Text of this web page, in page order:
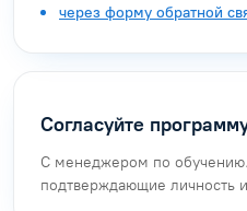
через форму обратной
Согласуйте
С менеджером по
подтверждающие личность